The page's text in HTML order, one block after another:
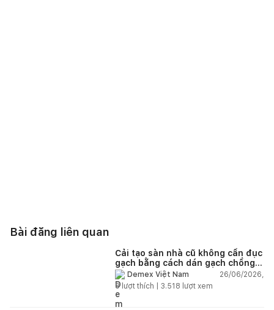
Bài đăng liên quan
Cải tạo sàn nhà cũ không cần đục
gạch bằng cách dán gạch chồng
gạch có được không?
Demex Việt Nam
26/06/2026,
8lượt thích | 3.518 lượt xem